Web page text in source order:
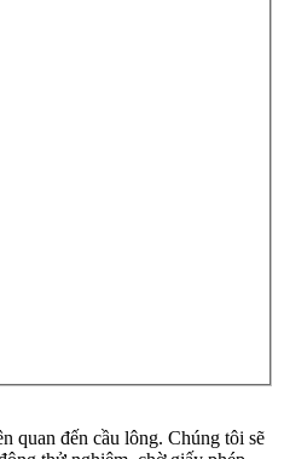
quan đến cầu lông. Chúng tôi sẽ